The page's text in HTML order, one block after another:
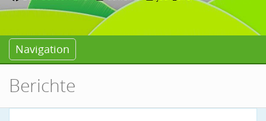
Navigation
Berichte